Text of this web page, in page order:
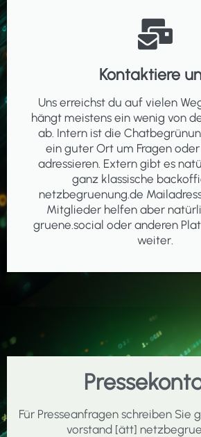
Kontaktiere
Uns erreichst du auf vielen
hängt meistens ein wenig von
ab. Intern ist die
ein guter Ort um Fragen oder
adressieren. Extern gibt es
ganz klassische
netzbegruenung.de
Mitglieder helfen aber
gruene.social oder anderen
weiter.
Für Presseanfragen schreiben Sie
vorstand [ätt]